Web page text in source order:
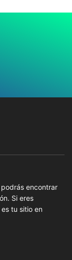
encontrar
Si eres
tu sitio en